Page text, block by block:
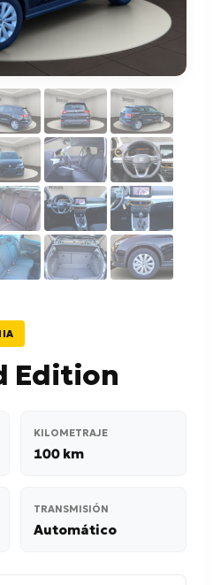
Edition
KILOMETRAJE
100 km
TRANSMISIÓN
Automático